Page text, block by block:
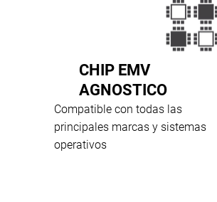
CHIP EMV
AGNOSTICO
Compatible con todas las
principales marcas y sistemas
operativos